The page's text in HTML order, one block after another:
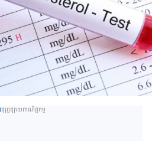
ផ្សព្វផ្សាយពាណិជ្ជកម្ម